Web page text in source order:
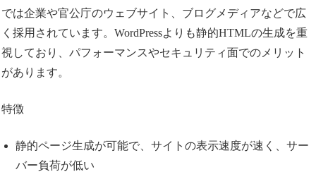
では企業や官公庁のウェブサイト、ブログメディアなどで広
く採用されています。WordPressよりも静的HTMLの生成を重
視しており、パフォーマンスやセキュリティ面でのメリット
があります。
特徴
静的ページ生成が可能で、サイトの表示速度が速く、サー
バー負荷が低い